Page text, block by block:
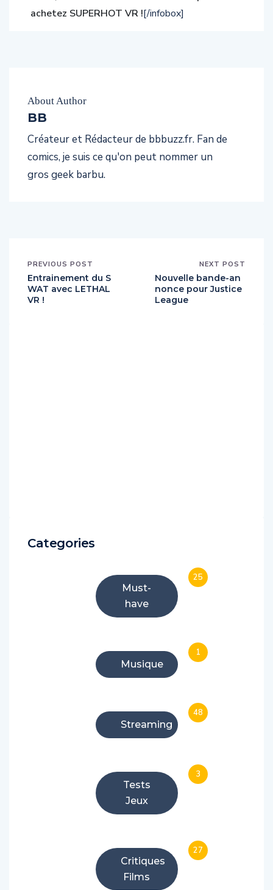
achetez SUPERHOT VR ![/infobox]
About Author
BB
Créateur et Rédacteur de bbbuzz.fr. Fan de
comics, je suis ce qu'on peut nommer un
gros geek barbu.
PREVIOUS POST
Entrainement du S
WAT avec LETHAL
VR !
NEXT POST
Nouvelle bande-an
nonce pour Justice
League
Categories
Must-
have
25
Musique
1
Streaming
48
Tests
Jeux
3
Critiques
Films
27